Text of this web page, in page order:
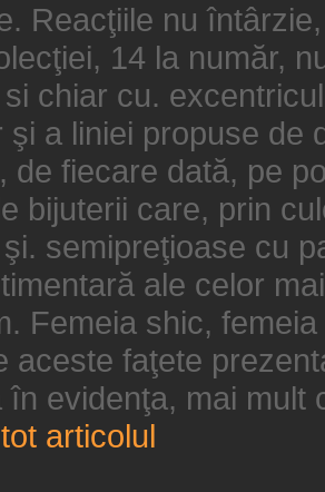
Reacţiile nu
14 la număr,
chiar cu.
şi a liniei propuse de
de fiecare dată, pe
bijuterii care, prin
semipreţioase cu
ale celor
Femeia shic,
aceste faţete
în evidenţa, mai mult
articolul